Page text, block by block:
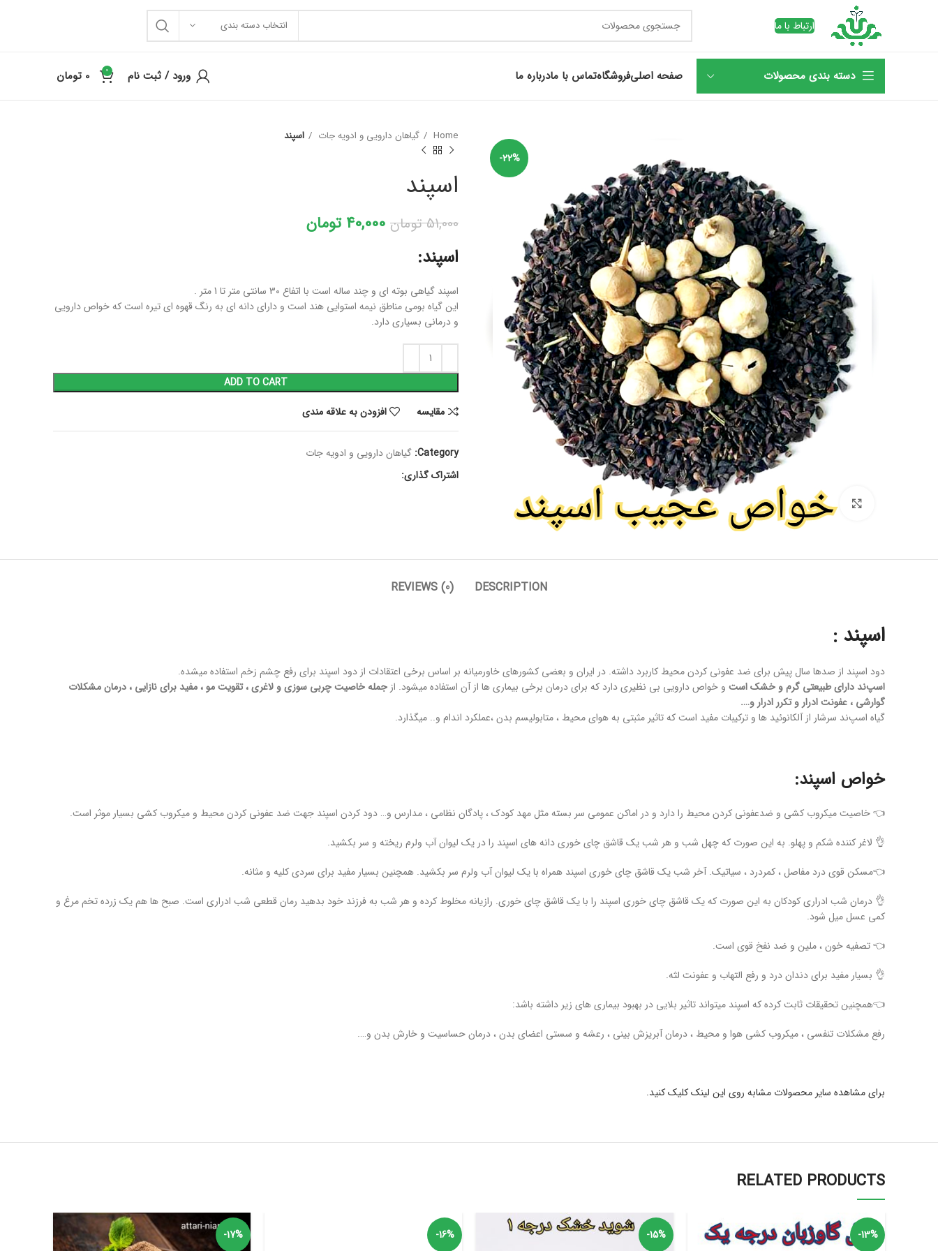
ارتباط با ما انتخاب دسته بندی
دسته بندی محصولات صفحه اصلیفروشگاهتماس با مادرباره ما ورود / ثبت نام 0
0 تومان
-22%
برای بزرگنمایی کلیک کنید
Home گیاهان دارویی و ادویه جات اسپند
اسپند
51,000 تومان 40,000 تومان
اسپند:
اسپند گیاهی بوته ای و چند ساله است با اتفاع 30 سانتی متر تا 1 متر .
این گیاه بومی مناطق نیمه استوایی هند است و دارای دانه ای به رنگ قهوه ای تیره است که خواص دارویی
و درمانی بسیاری دارد.
ADD TO CART
مقايسه
افزودن به علاقه مندی
Category: گیاهان دارویی و ادویه جات
اشتراک گذاری:
DESCRIPTION
REVIEWS (0)
اسپند :
دود اسپند از صدها سال پیش برای ضد عفونی کردن محیط کاربرد داشته. در ایران و بعضی کشورهای خاورمیانه بر اساس برخی اعتقادات از دود اسپند برای رفع چشم زخم استفاده میشده.
اسپ‌ند دارای طبیعتی گرم و خشک است و خواص دارویی بی نظیری دارد که برای درمان برخی بیماری ها از آن استفاده میشود. از جمله خاصیت چربی سوزی و لاغری ، تقویت مو ، مفید برای نازایی ، درمان مشکلات
گوارشی ، عفونت ادرار و تکرر ادرار و….
گیاه اسپ‌ند سرشار از آلکانوئید ها و ترکیبات مفید است که تاثیر مثبتی به هوای محیط ، متابولیسم بدن ،عملکرد اندام و.. میگذارد.
خواص اسپند:
👈 خاصیت میکروب کشی و ضدعفونی کردن محیط را دارد و در اماکن عمومی سر بسته مثل مهد کودک ، پادگان نظامی ، مدارس و… دود کردن اسپند جهت ضد عفونی کردن محیط و میکروب کشی بسیار موثر است.
👌 لاغر کننده شکم و پهلو. به این صورت که چهل شب و هر شب یک قاشق چای خوری دانه های اسپند را در یک لیوان آب ولرم ریخته و سر بکشید.
👈مسکن قوی درد مفاصل ، کمردرد ، سیاتیک. آخر شب یک قاشق چای خوری اسپند همراه با یک لیوان آب ولرم سر بکشید. همچنین بسیار مفید برای سردی کلیه و مثانه.
👌 درمان شب ادراری کودکان به این صورت که یک قاشق چای خوری اسپند را با یک قاشق چای خوری. رازیانه مخلوط کرده و هر شب به فرزند خود بدهید رمان قطعی شب ادراری است. صبح ها هم یک زرده تخم مرغ و
کمی عسل میل شود.
👈 تصفیه خون ، ملین و ضد نفخ قوی است.
👌 بسیار مفید برای دندان درد و رفع التهاب و عفونت لثه.
👈همچنین تحقیقات ثابت کرده که اسپند میتواند تاثیر بلایی در بهبود بیماری های زیر داشته باشد:
رفع مشکلات تنفسی ، میکروب کشی هوا و محیط ، درمان آبریزش بینی ، رعشه و سستی اعضای بدن ، درمان حساسیت و خارش بدن و….
برای مشاهده سایر محصولات مشابه روی این لینک کلیک کنید.
RELATED PRODUCTS
-13%
-15%
-16%
-17%